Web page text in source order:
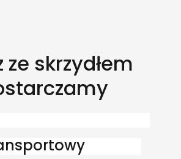
ze skrzydłem